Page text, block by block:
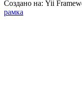
Создано на: Yii
рамка